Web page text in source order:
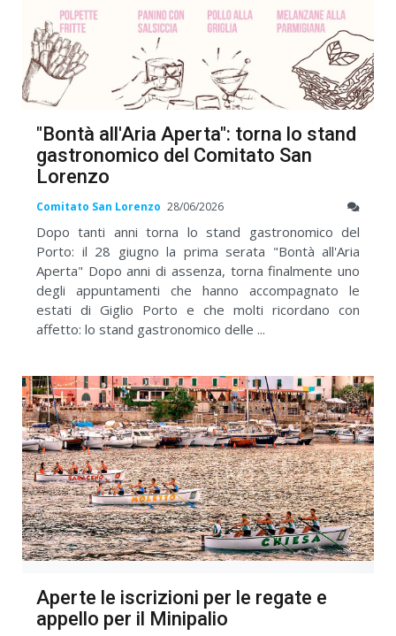
"Bontà all'Aria Aperta": torna lo stand
gastronomico del Comitato San
Lorenzo
Comitato San Lorenzo 28/06/2026
Dopo tanti anni torna lo stand gastronomico del
Porto: il 28 giugno la prima serata "Bontà all'Aria
Aperta" Dopo anni di assenza, torna finalmente uno
degli appuntamenti che hanno accompagnato le
estati di Giglio Porto e che molti ricordano con
affetto: lo stand gastronomico delle ...
Aperte le iscrizioni per le regate e
appello per il Minipalio